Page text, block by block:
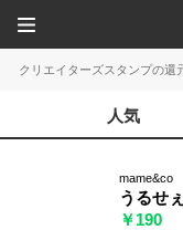
クリエイターズスタンプの還
人気
mame&co
うるせ
￥190